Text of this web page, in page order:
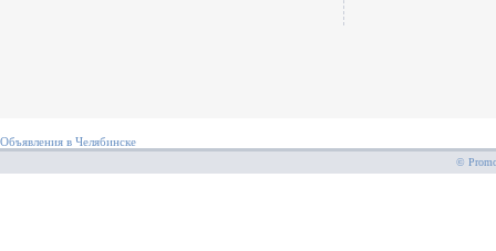
Объявления в Челябинске
©